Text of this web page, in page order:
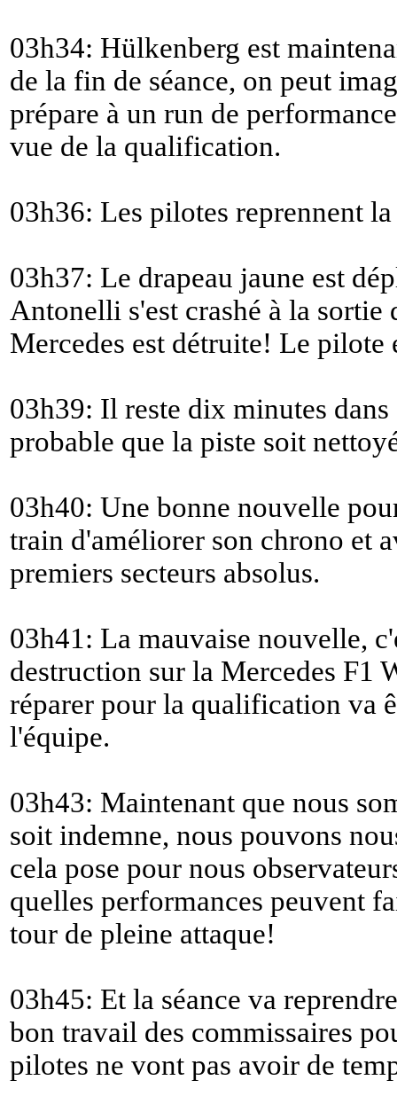
03h34: Hülkenberg est
de la fin de séance, on peut
prépare à un run de
vue de la qualification.
03h36: Les pilotes reprennent
03h37: Le drapeau jaune est
Antonelli s'est crashé à la sortie
Mercedes est détruite! Le pilote
03h39: Il reste dix minutes dans
probable que la piste soit
03h40: Une bonne nouvelle
train d'améliorer son chrono et
premiers secteurs absolus.
03h41: La mauvaise nouvelle,
destruction sur la Mercedes F1
réparer pour la qualification va
l'équipe.
03h43: Maintenant que nous
soit indemne, nous pouvons
cela pose pour nous
quelles performances peuvent
tour de pleine attaque!
03h45: Et la séance va
bon travail des commissaires
pilotes ne vont pas avoir de